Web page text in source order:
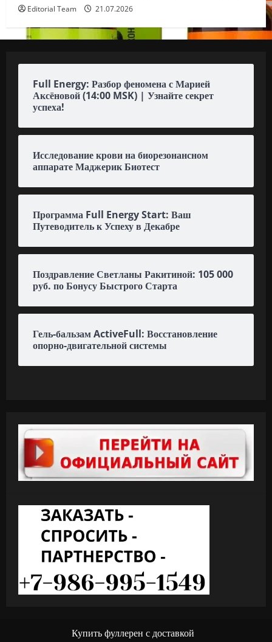
Editorial Team 21.07.2026
Full Energy: Разбор феномена с Марией
Аксёновой (14:00 MSK) | Узнайте секрет
успеха!
Исследование крови на биорезонансном
аппарате Маджерик Биотест
Программа Full Energy Start: Ваш
Путеводитель к Успеху в Декабре
Поздравление Светланы Ракитиной: 105 000
руб. по Бонусу Быстрого Старта
Гель-бальзам ActiveFull: Восстановление
опорно-двигательной системы
Купить фуллерен с доставкой